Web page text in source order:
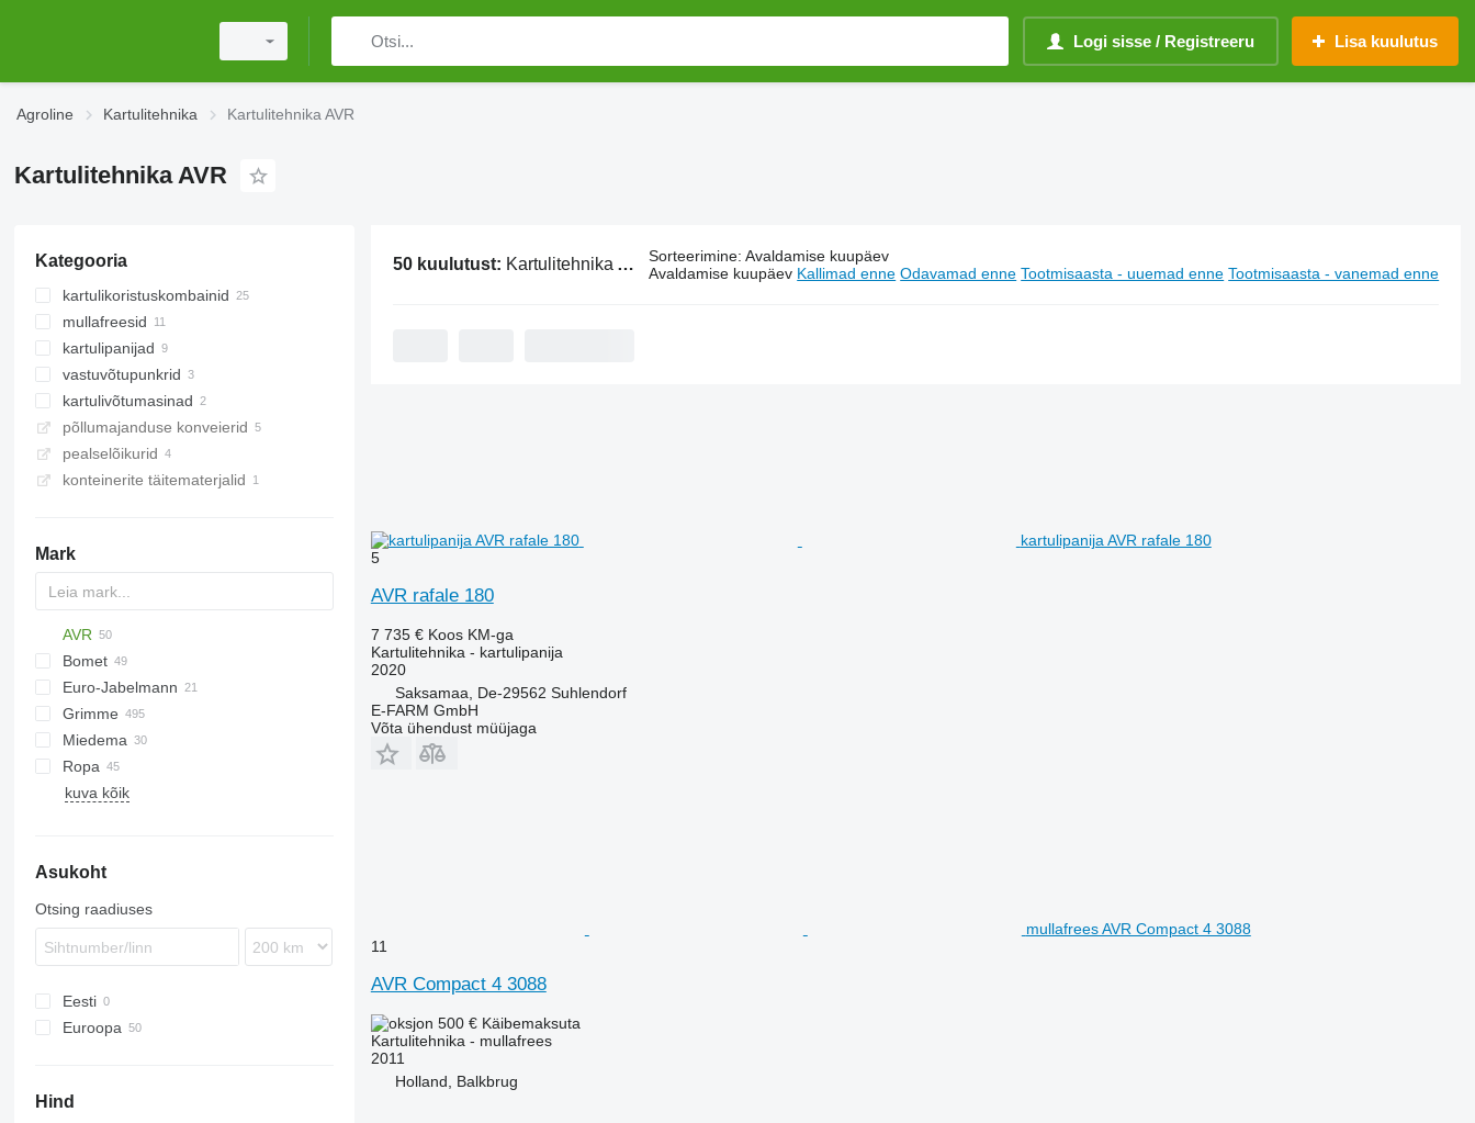
Logi sisse / Registreeru Lisa kuulutus
Agroline Kartulitehnika Kartulitehnika AVR
Kartulitehnika AVR
Kategooria
kartulikoristuskombainid
mullafreesid
kartulipanijad
vastuvõtupunkrid
kartulivõtumasinad
põllumajanduse konveierid
pealselõikurid
konteinerite täitematerjalid
Mark
AVR
Ceres
Esprit
MultiForce
Puma
Spirit
Spirit 6200
Z-series
Bomet
S-series
U-series
Z-series
Junior
Euro-Jabelmann
E series
Grimme
BFL
CS
DL
FA
GL
GT
HT
KS
VL
UN
Miedema
SB
Ropa
Keiler
BOLKO
kuva kõik
Asukoht
Otsing raadiuses
Eesti
Euroopa
Hind
50 kuulutust: Kartulitehnika AVR Sorteerimine: Avaldamise kuupäev
Avaldamise kuupäev Kallimad enne Odavamad enne Tootmisaasta - uuemad enne Tootmisaasta - vanemad enne
kartulipanija AVR rafale 180
5
AVR rafale 180
7 735 € Koos KM-ga
Kartulitehnika - kartulipanija
2020
Saksamaa, De-29562 Suhlendorf
E-FARM GmbH
Võta ühendust müüjaga
mullafrees AVR Compact 4 3088
11
AVR Compact 4 3088
500 € Käibemaksuta
Kartulitehnika - mullafrees
2011
Holland, Balkbrug